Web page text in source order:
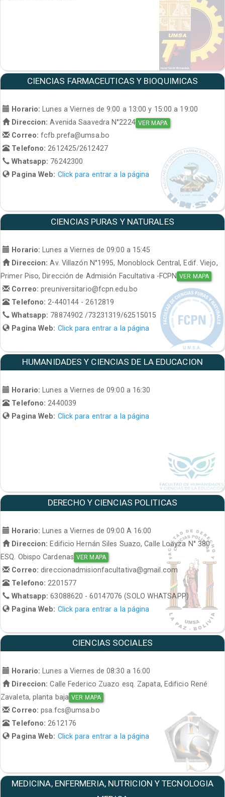
CIENCIAS FARMACEUTICAS Y BIOQUIMICAS
Horario: Lunes a Viernes de 9:00 a 13:00 y 15:00 a 19:00
Direccion: Avenida Saavedra N°2224 VER MAPA
Correo:fcfb.prefa@umsa.bo
Telefono:2612425/2612427
Whatsapp: 76242300
Pagina Web: Click para entrar a la página
CIENCIAS PURAS Y NATURALES
Horario:
Lunes a Viernes de 09:00 a 15:45
Direccion: Av. Villazón N°1995, Monoblock Central, Edif. Viejo,
Primer Piso, Dirección de Admisión Facultativa -FCPN VER MAPA
Correo:preuniversitario@fcpn.edu.bo
Telefono: 2-440144 - 2612819
Whatsapp: 78874902 /73231319/62515015
Pagina Web: Click para entrar a la página
HUMANIDADES Y CIENCIAS DE LA EDUCACION
Horario: Lunes a Viernes de 09:00 a 16:30
Telefono:2440039
Pagina Web: Click para entrar a la página
DERECHO Y CIENCIAS POLITICAS
Horario:
Lunes a Viernes de 09:00 A 16:00
Direccion: Edificio Hernán Siles Suazo, Calle Loayza N° 380
ESQ. Obispo Cardenas VER MAPA
Correo:direccionadmisionfacultativa@gmail.com
Telefono: 2201577
Whatsapp:63088620 - 60147076 (SOLO WHATSAPP)
Pagina Web: Click para entrar a la página
CIENCIAS SOCIALES
Horario:
Lunes a Viernes de 08:30 a 16:00
Direccion: Calle Federico Zuazo esq. Zapata, Edificio René
Zavaleta, planta baja VER MAPA
Correo:psa.fcs@umsa.bo
Telefono: 2612176
Pagina Web: Click para entrar a la página
MEDICINA, ENFERMERIA, NUTRICION Y TECNOLOGIA